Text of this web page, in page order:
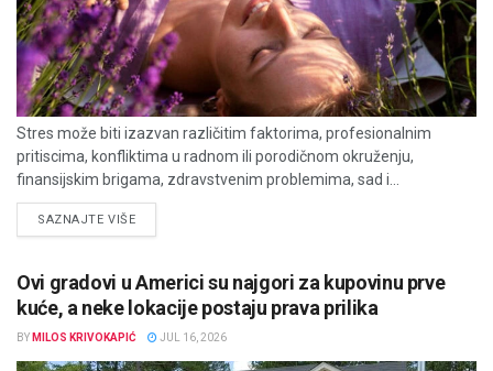
Stres može biti izazvan različitim faktorima, profesionalnim
pritiscima, konfliktima u radnom ili porodičnom okruženju,
finansijskim brigama, zdravstvenim problemima, sad i...
SAZNAJTE VIŠEDETAILS
Ovi gradovi u Americi su najgori za kupovinu prve
kuće, a neke lokacije postaju prava prilika
BY MILOS KRIVOKAPIĆ JUL 16, 2026